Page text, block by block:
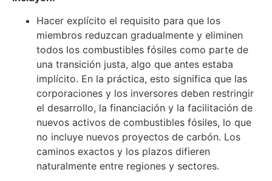
Hacer explícito el requisito para que los
miembros reduzcan gradualmente y eliminen
todos los combustibles fósiles como parte de
una transición justa, algo que antes estaba
implícito. En la práctica, esto significa que las
corporaciones y los inversores deben restringir
el desarrollo, la financiación y la facilitación de
nuevos activos de combustibles fósiles, lo que
no incluye nuevos proyectos de carbón. Los
caminos exactos y los plazos difieren
naturalmente entre regiones y sectores.